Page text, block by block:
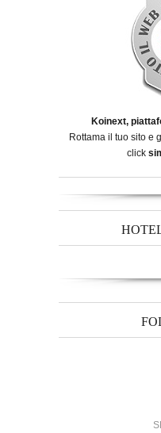
Koinext,
Rottama il tuo sito e
click